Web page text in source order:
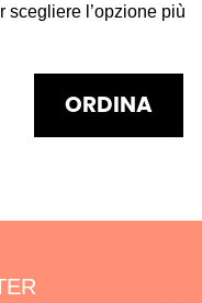
scegliere l’opzione più
ORDINA